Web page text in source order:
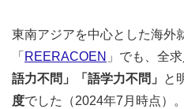
東南アジアを中心とした海外
「 REERACOEN 」でも、全
語力不問」「語学力不問」
と
度でした（2024年7月時点）。